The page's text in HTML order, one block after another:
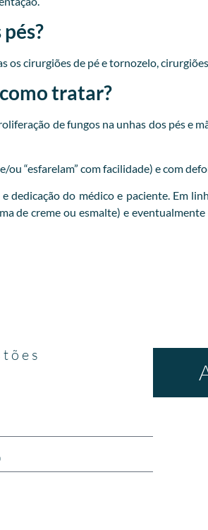
os cirurgiões de pé e tornozelo,
tratar?
de fungos na unhas dos pés e
“esfarelam” com facilidade) e com
do médico e paciente. Em
de creme ou esmalte) e